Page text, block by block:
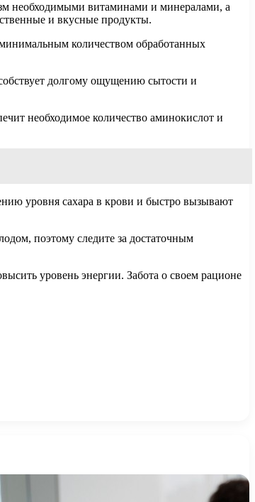
необходимыми витаминами и минералами, а
и вкусные продукты.
минимальным количеством обработанных
долгому ощущению сытости и
необходимое количество аминокислот и
уровня сахара в крови и быстро вызывают
поэтому следите за достаточным
уровень энергии. Забота о своем рационе